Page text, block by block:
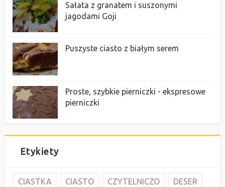
Sałata z granatem i suszonymi
jagodami Goji
Puszyste ciasto z białym serem
Proste, szybkie pierniczki - ekspresowe
pierniczki
Etykiety
CIASTKA CIASTO CZYTELNICZO DESER